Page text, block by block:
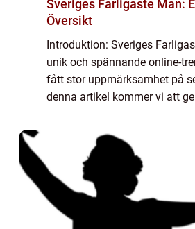
Sveriges Farligaste Man:
Översikt
Introduktion: Sveriges
unik och spännande online-
fått stor uppmärksamhet på
denna artikel kommer vi att
egentligen är, deras olika typer
popularitet...